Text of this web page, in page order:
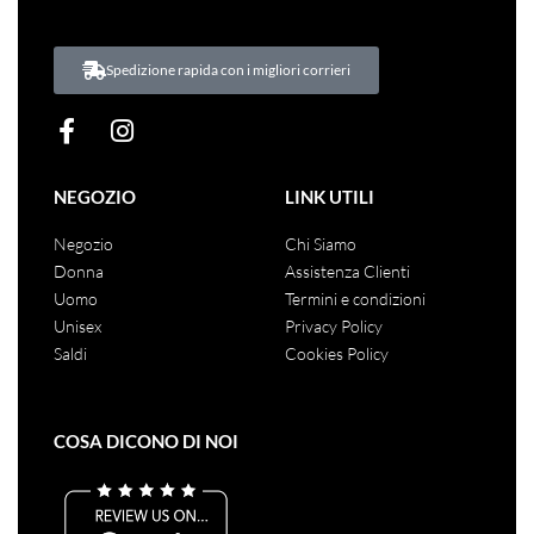
Spedizione rapida con i migliori corrieri
NEGOZIO
Negozio
Donna
Uomo
Unisex
Saldi
LINK UTILI
Chi Siamo
Assistenza Clienti
Termini e condizioni
Privacy Policy
Cookies Policy
COSA DICONO DI NOI